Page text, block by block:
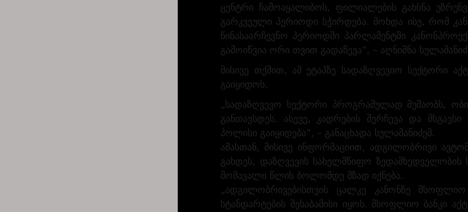
ცენტრი ჩამოაყალიბოს, ფილიალების გახსნა
გარკვეული პერიოდი სჭირდება. მოხდა ისე, რომ
წინასაარჩევნო პერიოდში პარლამენტში
გამოიწვია ორი თვით გადაწევა“, – აღნიშნა
მისივე თქმით, ამ ეტაპზე სადაზღვევიო სექტორი
გაიყიდოს.
„სადაზღვევო სექტორი პროგრამულად მუშაობს,
განთავსდეს. ასევე, კადრების შერჩევა და
პოლისი გაიყიდება“, – განაცხადა სულამანიძემ.
ამასთან, მისივე ინფორმაციით, ადგილობრივი
გახდეს, დაზღვევის სახელმწიფო ზედამხედველობის
მომავალი წლის ბოლომდე მზად იქნება.
„ადგილობრივებისთვის ცალკე კანონზე
სტანდარტების შესაბამისი იყოს. მსოფლიო ბანკი